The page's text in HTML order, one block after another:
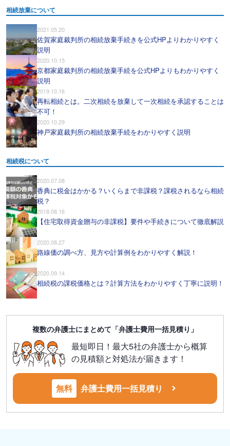
相続放棄について
2021.05.20
佐賀家庭裁判所の相続放棄手続きを公式HPよりわかりやすく
説明
2020.10.15
京都家庭裁判所の相続放棄手続を公式HPよりもわかりやすく
説明
2019.10.16
再転相続とは。二次相続を放棄して一次相続を承認することは
不可！
2020.10.29
神戸家庭裁判所の相続放棄手続をわかりやすく説明
相続税について
2020.07.08
香典に税金はかかる？いくらまで非課税？課税されるなら相続
税？
2018.08.16
【住宅取得資金贈与の非課税】要件や手続きについて徹底解説
2020.08.27
路線価の調べ方、見方や計算例をわかりやすく解説！
2020.09.14
相続税の課税価格とは？計算方法をわかりやすく丁寧に説明！
複数の弁護士にまとめて「弁護士費用一括見積り」
最短即日！最大5社の弁護士から概算
の見積額と対処法が届きます！
無料 弁護士費用一括見積り